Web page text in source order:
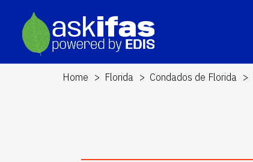
Home Florida Condados de Florida